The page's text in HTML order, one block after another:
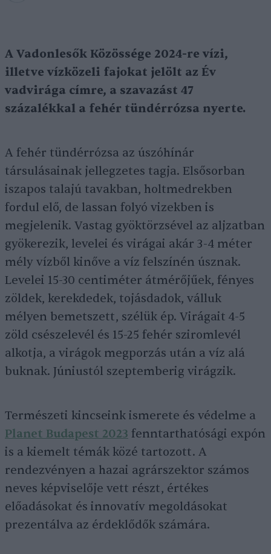
A Vadonlesők Közössége 2024-re vízi,
illetve vízközeli fajokat jelölt az Év
vadvirága címre, a szavazást 47
százalékkal a fehér tündérrózsa nyerte.
A fehér tündérrózsa az úszóhínár
társulásainak jellegzetes tagja. Elsősorban
iszapos talajú tavakban, holtmedrekben
fordul elő, de lassan folyó vizekben is
megjelenik. Vastag gyöktörzsével az aljzatban
gyökerezik, levelei és virágai akár 3-4 méter
mély vízből kinőve a víz felszínén úsznak.
Levelei 15-30 centiméter átmérőjűek, fényes
zöldek, kerekdedek, tojásdadok, válluk
mélyen bemetszett, szélük ép. Virágait 4-5
zöld csészelevél és 15-25 fehér sziromlevél
alkotja, a virágok megporzás után a víz alá
buknak. Júniustól szeptemberig virágzik.
Természeti kincseink ismerete és védelme a
Planet Budapest 2023 fenntarthatósági expón
is a kiemelt témák közé tartozott. A
rendezvényen a hazai agrárszektor számos
neves képviselője vett részt, értékes
előadásokat és innovatív megoldásokat
prezentálva az érdeklődők számára.